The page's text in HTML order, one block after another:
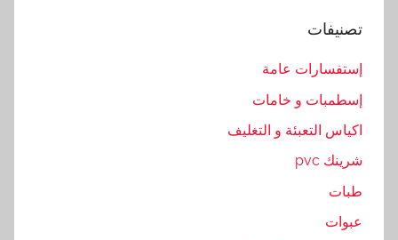
ئ
ي
ة
,
ا
و
ا
تصنيفات
إستفسارات عامة
إسطمبات و خامات
اكياس التعبئة و التغليف
شرينك pvc
طبات
عبوات